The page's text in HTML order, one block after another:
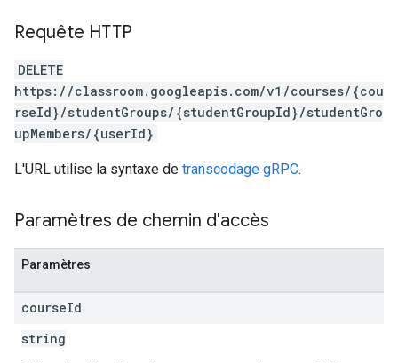
Requête HTTP
DELETE
https://classroom.googleapis.com/v1/courses/{cou
rseId}/studentGroups/{studentGroupId}/studentGro
upMembers/{userId}
L'URL utilise la syntaxe de transcodage gRPC.
Paramètres de chemin d'accès
Paramètres
courseId
string